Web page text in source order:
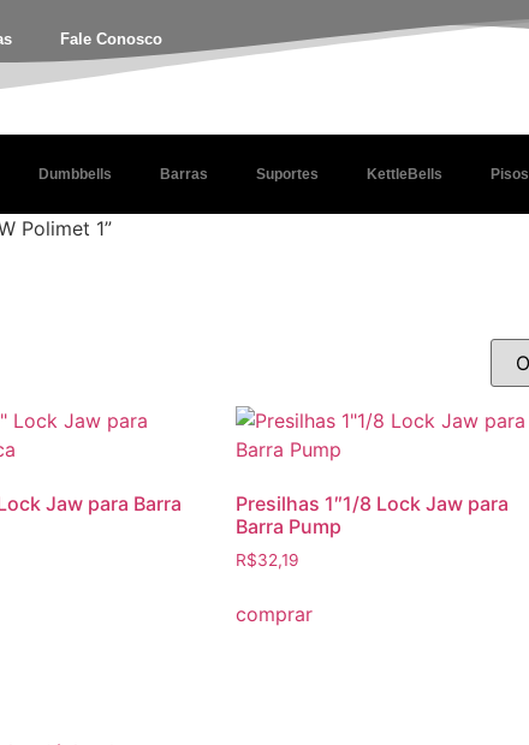
Fale Conosco
Dumbbells Barras Suportes KettleBells Pisos
Polimet 1”
Jaw para Barra
Presilhas 1″1/8 Lock Jaw para
Barra Pump
R$32,19
comprar